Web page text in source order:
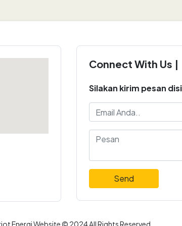
Connect With Us |
Silakan kirim pesan
Send
Energi Website © 2024 All Rights Reserved